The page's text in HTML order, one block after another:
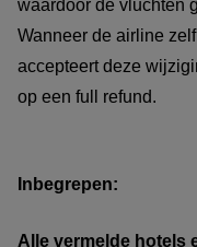
waardoor de vluchten
Wanneer de airline
accepteert deze
op een full refund.
Inbegrepen:
Alle vermelde hotels